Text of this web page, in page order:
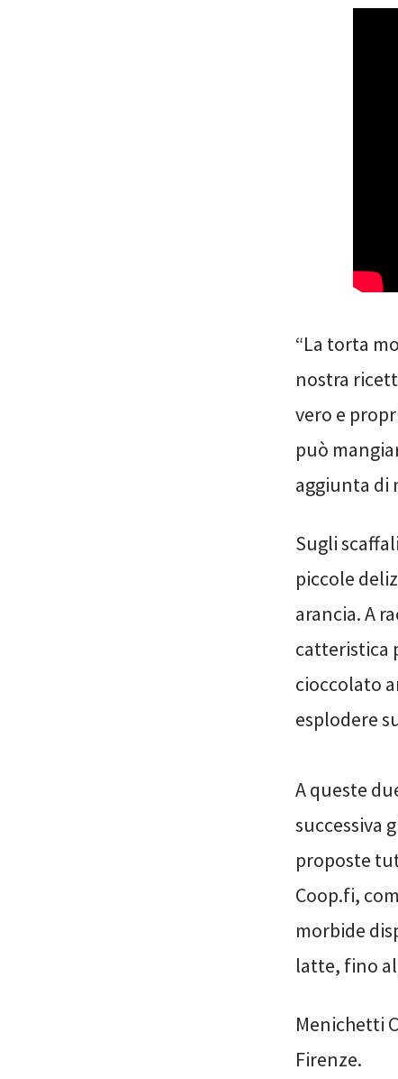
“La torta
nostra
vero e
può
aggiunta di
Sugli
piccole
arancia. A
catteristica
cioccolato
esplodere
A queste
successiva
proposte
Coop.fi,
morbide
latte, fino
Menichetti
Firenze.